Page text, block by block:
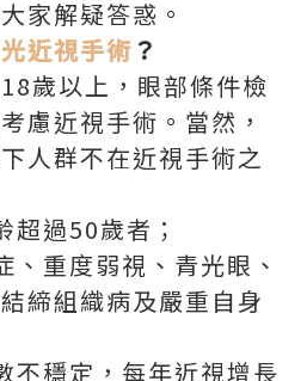
家解疑答惑。
近視手術 ？
歲以上，眼部條件檢
慮近視手術。當然，
人群不在近視手術之
超過50歲者；
、重度弱視、青光眼、
締組織病及嚴重自身
不穩定，每年近視增長